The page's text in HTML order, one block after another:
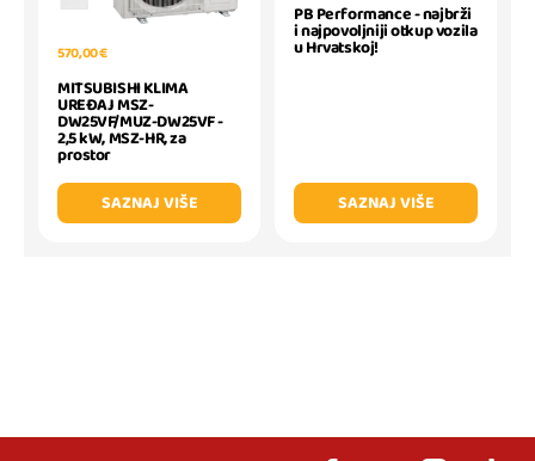
570,00 €
MITSUBISHI KLIMA
UREĐAJ MSZ-
DW25VF/MUZ-DW25VF -
2,5 kW, MSZ-HR, za
prostor
SAZNAJ VIŠE
PB Performance - najbrži
i najpovoljniji otkup vozila
u Hrvatskoj!
SAZNAJ VIŠE